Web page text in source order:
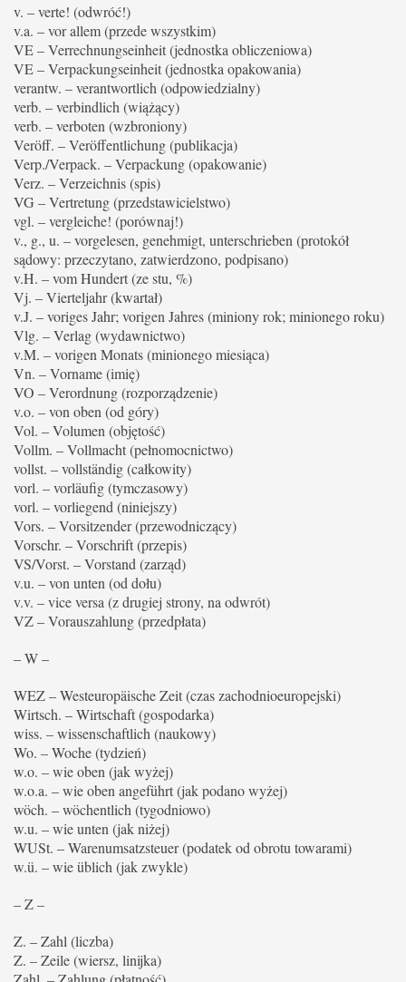
v. – verte! (odwróć!)
v.a. – vor allem (przede wszystkim)
VE – Verrechnungseinheit (jednostka obliczeniowa)
VE – Verpackungseinheit (jednostka opakowania)
verantw. – verantwortlich (odpowiedzialny)
verb. – verbindlich (wiążący)
verb. – verboten (wzbroniony)
Veröff. – Veröffentlichung (publikacja)
Verp./Verpack. – Verpackung (opakowanie)
Verz. – Verzeichnis (spis)
VG – Vertretung (przedstawicielstwo)
vgl. – vergleiche! (porównaj!)
v., g., u. – vorgelesen, genehmigt, unterschrieben (protokół
sądowy: przeczytano, zatwierdzono, podpisano)
v.H. – vom Hundert (ze stu, %)
Vj. – Vierteljahr (kwartał)
v.J. – voriges Jahr; vorigen Jahres (miniony rok; minionego roku)
Vlg. – Verlag (wydawnictwo)
v.M. – vorigen Monats (minionego miesiąca)
Vn. – Vorname (imię)
VO – Verordnung (rozporządzenie)
v.o. – von oben (od góry)
Vol. – Volumen (objętość)
Vollm. – Vollmacht (pełnomocnictwo)
vollst. – vollständig (całkowity)
vorl. – vorläufig (tymczasowy)
vorl. – vorliegend (niniejszy)
Vors. – Vorsitzender (przewodniczący)
Vorschr. – Vorschrift (przepis)
VS/Vorst. – Vorstand (zarząd)
v.u. – von unten (od dołu)
v.v. – vice versa (z drugiej strony, na odwrót)
VZ – Vorauszahlung (przedpłata)
– W –
WEZ – Westeuropäische Zeit (czas zachodnioeuropejski)
Wirtsch. – Wirtschaft (gospodarka)
wiss. – wissenschaftlich (naukowy)
Wo. – Woche (tydzień)
w.o. – wie oben (jak wyżej)
w.o.a. – wie oben angeführt (jak podano wyżej)
wöch. – wöchentlich (tygodniowo)
w.u. – wie unten (jak niżej)
WUSt. – Warenumsatzsteuer (podatek od obrotu towarami)
w.ü. – wie üblich (jak zwykle)
– Z –
Z. – Zahl (liczba)
Z. – Zeile (wiersz, linijka)